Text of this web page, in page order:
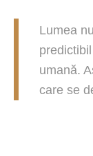
Lumea
umană.
care se